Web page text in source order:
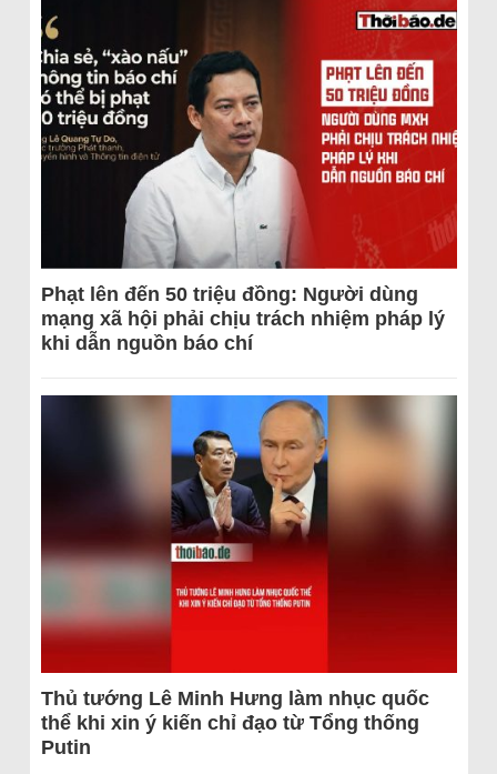
Phạt lên đến 50 triệu đồng: Người dùng
mạng xã hội phải chịu trách nhiệm pháp lý
khi dẫn nguồn báo chí
Thủ tướng Lê Minh Hưng làm nhục quốc
thể khi xin ý kiến chỉ đạo từ Tổng thống
Putin